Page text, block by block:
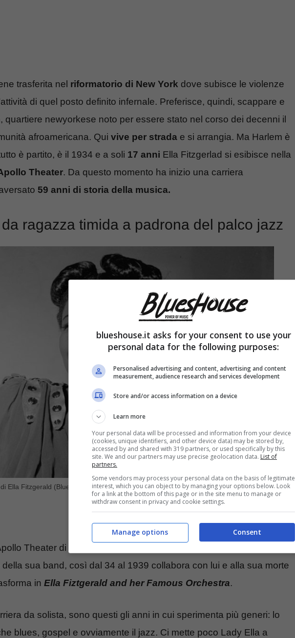
trasferita nel riformatorio di New York dove subisce le violenze
di quel posto definito infernale. Preferisce, quindi, scappare e
, quartiere newyorkese noto per essere stato nel corso dei decenni il
afroamericana. Qui vive per strada e si arrangia. Ma Harlem è
è partito, è il 1934 e a soli 17 anni Ella Fitzgerlad si esibisce nella
Theater. Da questo momento ha inizio una carriera
59 anni di storia della musica.
ragazza timida a padrona del palco jazz
Ella Fitzgerald (Blueshouse.it)
Theater di Harlem, Ella viene notata dal batterista
sua band, così dal 34 al 1939 collabora con lui e alla sua morte
in Ella Fiztgerald and her Famous Orchestra.
da solista, sono questi gli anni in cui sperimenta più generi: lo
blues, gospel e ovviamente il jazz. Ci mette poco Lady Ella a
blueshouse.it asks for your consent to use your
personal data for the following purposes:
Personalised advertising and content, advertising and content
measurement, audience research and services development
Store and/or access information on a device
Learn more
Your personal data will be processed and information from your device
(cookies, unique identifiers, and other device data) may be stored by,
accessed by and shared with 319 partners, or used specifically by this
site. We and our partners may use precise geolocation data. List of
partners.
Some vendors may process your personal data on the basis of legitimate
interest, which you can object to by managing your options below. Look
for a link at the bottom of this page or in the site menu to manage or
withdraw consent in privacy and cookie settings.
Consent
Manage options